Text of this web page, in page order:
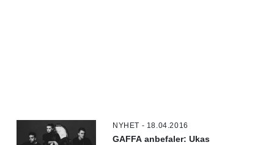
NYHET - 18.04.2016
GAFFA anbefaler: Ukas